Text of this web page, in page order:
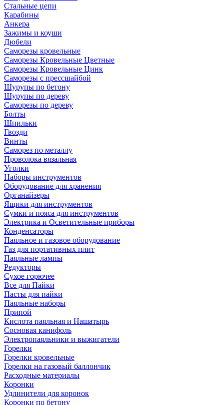
Стальные цепи
Карабины
Анкера
Зажимы и коуши
Дюбели
Саморезы кровельные
Саморезы Кровельные Цветные
Саморезы Кровельные Цинк
Саморезы с прессшайбой
Шурупы по бетону
Шурупы по дереву
Саморезы по дереву
Болты
Шпильки
Гвозди
Винты
Саморез по металлу
Проволока вязальная
Уголки
Наборы инструментов
Оборудование для хранения
Органайзеры
Ящики для инструментов
Сумки и пояса для инструментов
Электрика и Осветительные приборы
Конденсаторы
Паяльное и газовое оборудование
Газ для портативных плит
Паяльные лампы
Редукторы
Сухое горючее
Все для Пайки
Пасты для пайки
Паяльные наборы
Припой
Кислота паяльная и Нашатырь
Сосновая канифоль
Электропаяльники и выжигатели
Горелки
Горелки кровельные
Горелки на газовый баллончик
Расходные материалы
Коронки
Удлинители для коронок
Коронки по бетону